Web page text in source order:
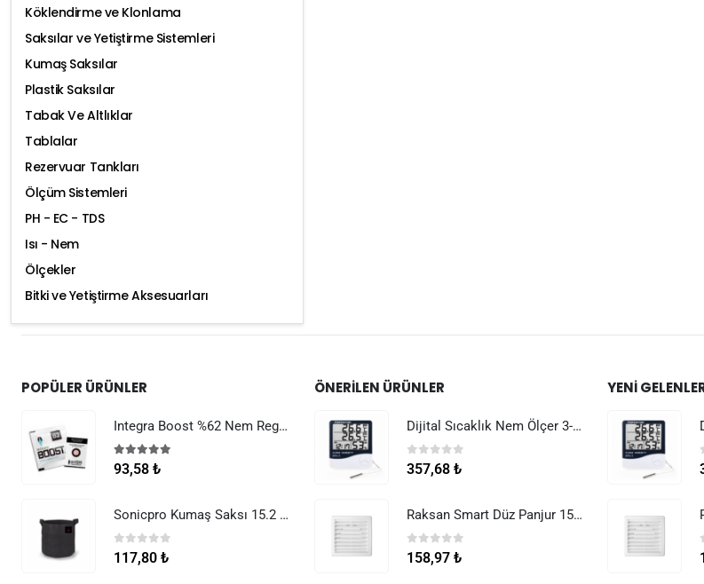
Köklendirme ve Klonlama
Saksılar ve Yetiştirme Sistemleri
Kumaş Saksılar
Plastik Saksılar
Tabak Ve Altlıklar
Tablalar
Rezervuar Tankları
Ölçüm Sistemleri
PH - EC - TDS
Isı - Nem
Ölçekler
Bitki ve Yetiştirme Aksesuarları
POPÜLER ÜRÜNLER
Integra Boost %62 Nem Regülatörü 8 g
5.005 üzerinden
93,58 ₺
Sonicpro Kumaş Saksı 15.2 Litre (4 Galon)
0 5 üzerinden
117,80 ₺
ÖNERILEN ÜRÜNLER
Dijital Sıcaklık Nem Ölçer 3-1 Sensör Kablolu
05 üzerinden
357,68 ₺
Raksan Smart Düz Panjur 150 mm Sinek Telli
0 5 üzerinden
158,97 ₺
YENI